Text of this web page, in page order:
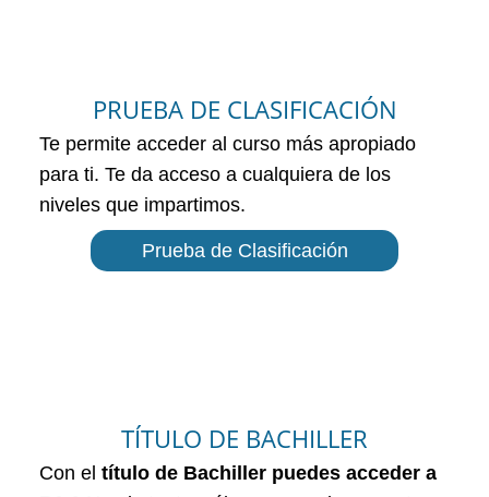
PRUEBA DE CLASIFICACIÓN
Te permite acceder al curso más apropiado
para ti. Te da acceso a cualquiera de los
niveles que impartimos.
Prueba de Clasificación
TÍTULO DE BACHILLER
Con el título de Bachiller puedes acceder a